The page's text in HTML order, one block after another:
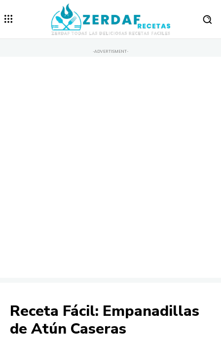
-ADVERTISMENT-
Receta Fácil: Empanadillas
de Atún Caseras